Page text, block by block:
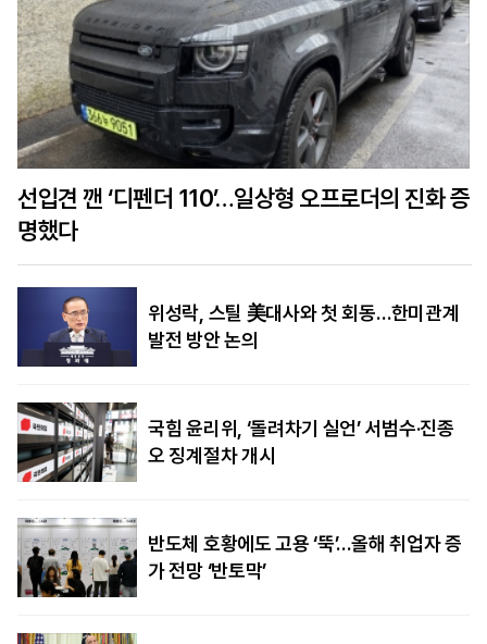
선입견 깬 ‘디펜더 110’…일상형 오프로더의 진화 증
명했다
위성락, 스틸 美대사와 첫 회동…한미관계
발전 방안 논의
국힘 윤리위, ‘돌려차기 실언’ 서범수·진종
오 징계절차 개시
반도체 호황에도 고용 ‘뚝’…올해 취업자 증
가 전망 ‘반토막’